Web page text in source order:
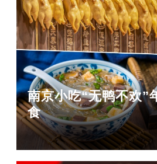
南京小吃“无鸭不欢”
食